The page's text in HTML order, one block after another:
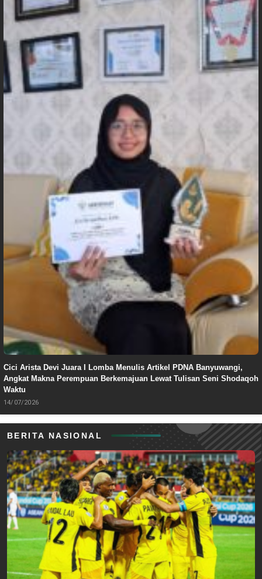
Cici Arista Devi Juara I Lomba Menulis Artikel PDNA Banyuwangi,
Angkat Makna Perempuan Berkemajuan Lewat Tulisan Seni Shodaqoh
Waktu
14/07/2026
BERITA NASIONAL